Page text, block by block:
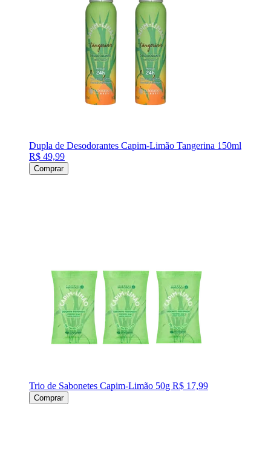
Dupla de Desodorantes Capim-Limão Tangerina 150ml
R$ 49,99
Comprar
Trio de Sabonetes Capim-Limão 50g R$ 17,99
Comprar